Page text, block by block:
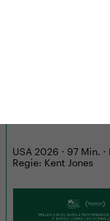
USA 2026 · 97 Min. ·
Regie: Kent Jones